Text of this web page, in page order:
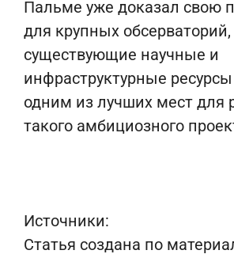
Пальме уже доказал свою
для крупных обсерваторий,
существующие научные и
инфраструктурные
одним из лучших мест для
такого амбициозного
Источники:
Статья создана по